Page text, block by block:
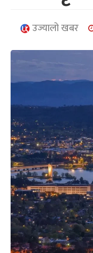
उज्यालो खबर